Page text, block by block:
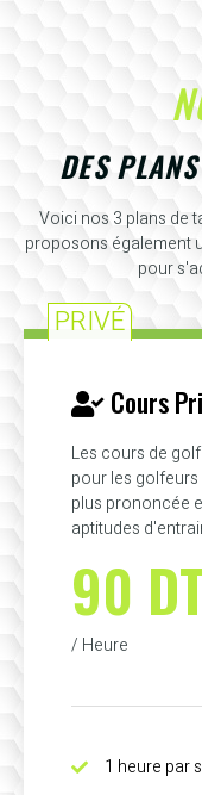
DES
Voici nos 3 plans de
proposons également
pour
PRIVÉ
Cours
Les cours de
pour les
plus prononcée
aptitudes
90
/ Heure
1 heure par